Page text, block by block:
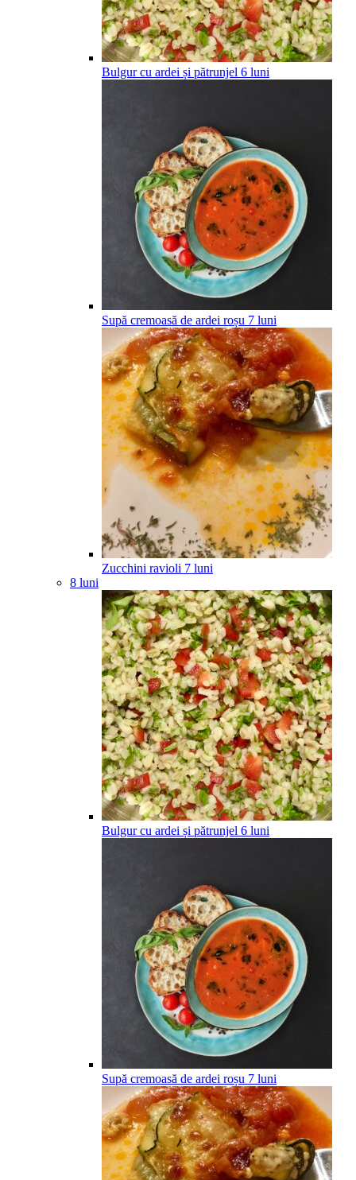
Bulgur cu ardei și pătrunjel 6 luni
Supă cremoasă de ardei roșu 7 luni
Zucchini ravioli 7 luni
8 luni
Bulgur cu ardei și pătrunjel 6 luni
Supă cremoasă de ardei roșu 7 luni